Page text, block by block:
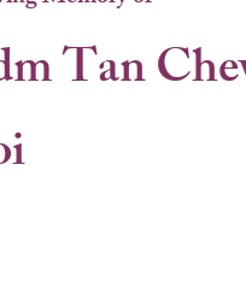
Tan